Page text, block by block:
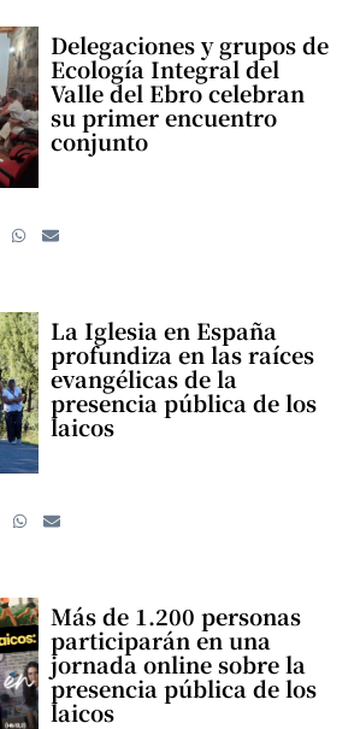
Delegaciones y grupos de
Ecología Integral del
Valle del Ebro celebran
su primer encuentro
conjunto
La Iglesia en España
profundiza en las raíces
evangélicas de la
presencia pública de los
laicos
Más de 1.200 personas
participarán en una
jornada online sobre la
presencia pública de los
laicos